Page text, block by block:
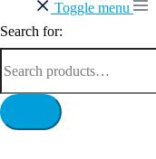
Toggle menu
Search for: